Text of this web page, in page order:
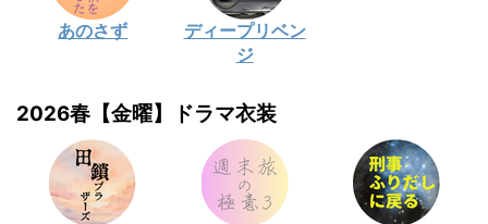
あのさず
ディープリベン
ジ
2026春【金曜】ドラマ衣装